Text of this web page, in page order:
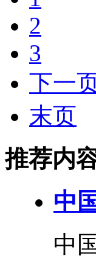
2
3
下一
末页
推荐内
中
中